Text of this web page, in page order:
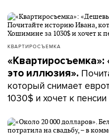
КВАРТИРОСЪЕМКА
это иллюзия».
который снимает
1030$ и хочет к